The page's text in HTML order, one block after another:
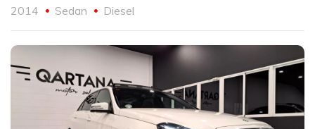
2014 Sedan Diesel